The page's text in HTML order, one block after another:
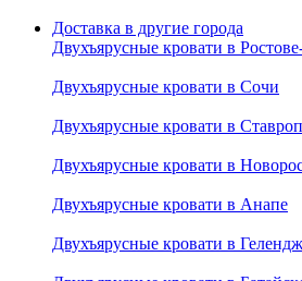
Доставка в другие города
Двухъярусные кровати в
Двухъярусные кровати в Сочи
Двухъярусные кровати в
Двухъярусные кровати в
Двухъярусные кровати в Анапе
Двухъярусные кровати в